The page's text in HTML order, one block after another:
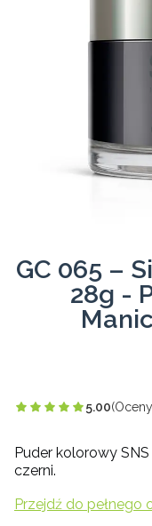
GC 065 –
28g -
5.00
Puder kolorowy
czerni.
Przejdź do pełnego